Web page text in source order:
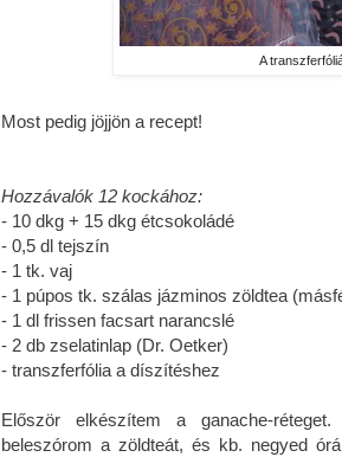
A
Most pedig jöjjön a recept!
Hozzávalók 12 kockához:
- 10 dkg + 15 dkg étcsokoládé
- 0,5 dl tejszín
- 1 tk. vaj
- 1 púpos tk. szálas jázminos zöldtea
- 1 dl frissen facsart narancslé
- 2 db zselatinlap (Dr. Oetker)
- transzferfólia a díszítéshez
Először elkészítem a ganache-
beleszórom a zöldteát, és kb. negyed